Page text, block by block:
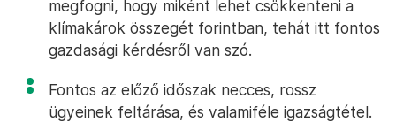
megfogni, hogy miként lehet csökkenteni a
klímakárok összegét forintban, tehát itt fontos
gazdasági kérdésről van szó.
Fontos az előző időszak necces, rossz
ügyeinek feltárása, és valamiféle igazságtétel.